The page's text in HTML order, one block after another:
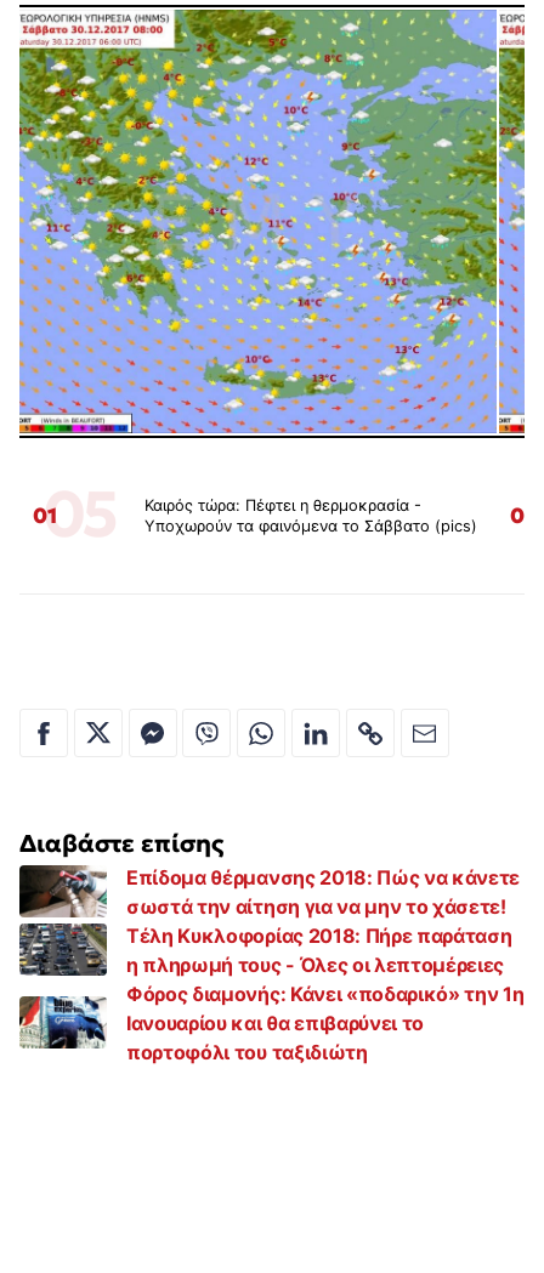
0105
Καιρός τώρα: Πέφτει η θερμοκρασία -
Υποχωρούν τα φαινόμενα το Σάββατο (pics)
02
Διαβάστε επίσης
Επίδομα θέρμανσης 2018: Πώς να κάνετε
σωστά την αίτηση για να μην το χάσετε!
Τέλη Κυκλοφορίας 2018: Πήρε παράταση
η πληρωμή τους - Όλες οι λεπτομέρειες
Φόρος διαμονής: Κάνει «ποδαρικό» την 1η
Ιανουαρίου και θα επιβαρύνει το
πορτοφόλι του ταξιδιώτη